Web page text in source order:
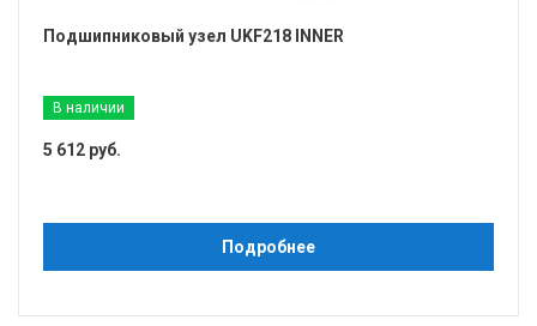
Подшипниковый узел UKF218 INNER
В наличии
5 612 руб.
Подробнее